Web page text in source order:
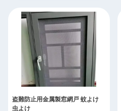
盗難防止用金属製窓網戸 蚊よけ
虫よけ